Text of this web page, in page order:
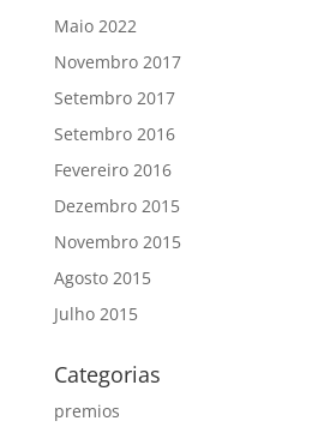
Maio 2022
Novembro 2017
Setembro 2017
Setembro 2016
Fevereiro 2016
Dezembro 2015
Novembro 2015
Agosto 2015
Julho 2015
Categorias
premios